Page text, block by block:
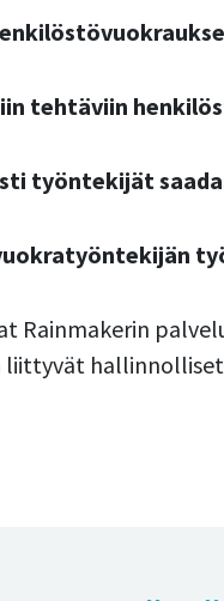
tehtäviin
työntekijät
Rainmakerin
hallinnolliset